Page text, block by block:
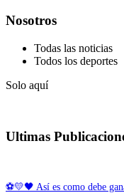
Nosotros
Todas las noticias
Todos los deportes
Solo aquí
Ultimas
⚽💛🖤 Así es como debe